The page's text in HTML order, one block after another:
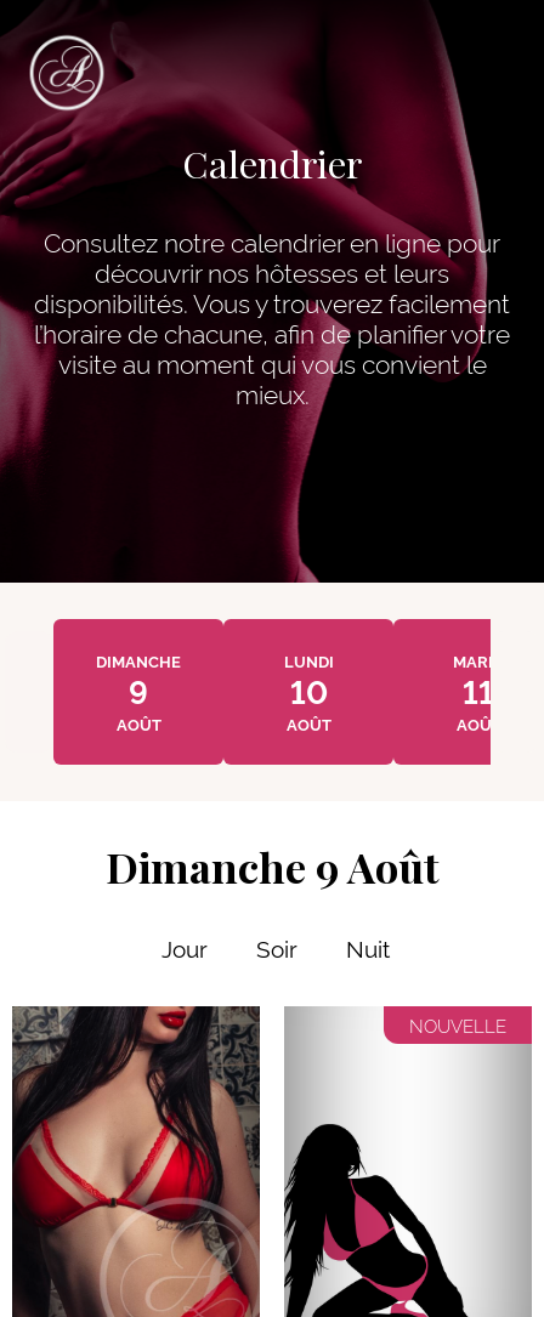
Calendrier
Consultez notre calendrier en ligne pour
découvrir nos hôtesses et leurs
disponibilités. Vous y trouverez facilement
l’horaire de chacune, afin de planifier votre
visite au moment qui vous convient le
mieux.
DIMANCHE
9
AOÛT
LUNDI
10
AOÛT
MARDI
11
AOÛT
Dimanche 9 Août
Jour Soir Nuit
NOUVELLE